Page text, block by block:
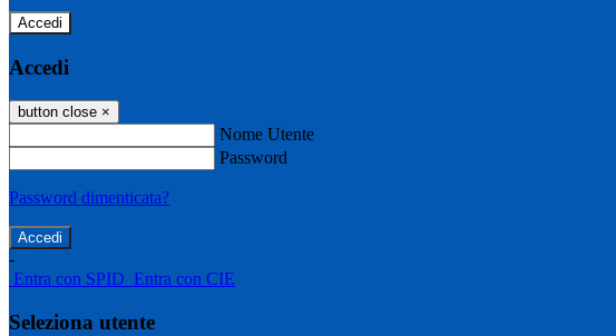
Accedi
Accedi
button close ×
Nome Utente
Password
Password dimenticata?
-
Entra con SPID Entra con CIE
Seleziona utente